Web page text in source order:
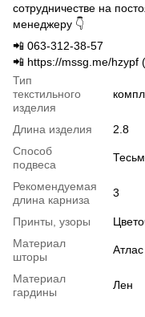
сотрудничестве на
менеджеру 👇
📲 063-312-38-57
📲 https://mssg.me/hzypf
Тип
текстильного
изделия
Длина изделия
2.8
Способ
подвеса
Рекомендуемая
длина карниза
3
Принты, узоры
Материал
шторы
Атлас
Материал
гардины
Лен